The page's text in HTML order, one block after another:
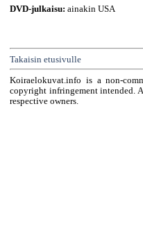
DVD-julkaisu: ainakin USA
Takaisin etusivulle
Koiraelokuvat.info is a non-
copyright infringement intended.
respective owners.